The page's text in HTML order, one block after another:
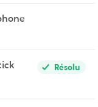
Résolu